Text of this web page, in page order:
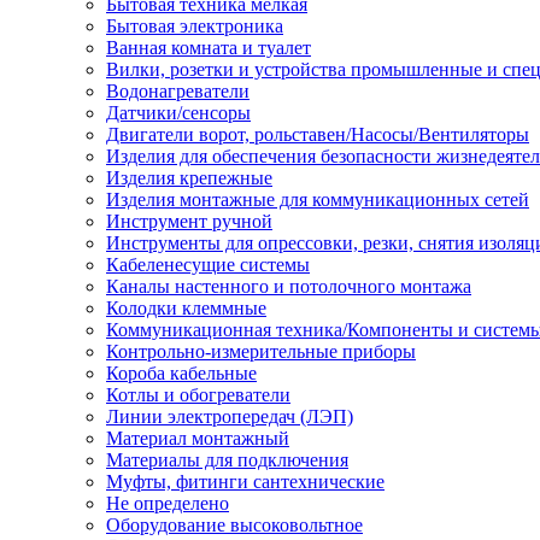
Бытовая техника мелкая
Бытовая электроника
Ванная комната и туалет
Вилки, розетки и устройства промышленные и
Водонагреватели
Датчики/сенсоры
Двигатели ворот, рольставен/Насосы/Вентиляторы
Изделия для обеспечения безопасности
Изделия крепежные
Изделия монтажные для коммуникационных сетей
Инструмент ручной
Инструменты для опрессовки, резки, снятия
Кабеленесущие системы
Каналы настенного и потолочного монтажа
Колодки клеммные
Коммуникационная техника/Компоненты и
Контрольно-измерительные приборы
Короба кабельные
Котлы и обогреватели
Линии электропередач (ЛЭП)
Материал монтажный
Материалы для подключения
Муфты, фитинги сантехнические
Не определено
Оборудование высоковольтное